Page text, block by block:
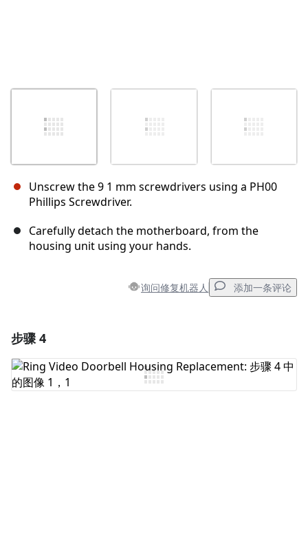
Unscrew the 9 1 mm screwdrivers using a PH00
Phillips Screwdriver.
Carefully detach the motherboard, from the
housing unit using your hands.
询问修复机器人 添加一条评论
添加评论
步骤 4